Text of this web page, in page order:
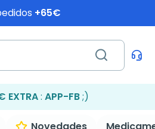
+65€
EXTRA: APP-FB;)